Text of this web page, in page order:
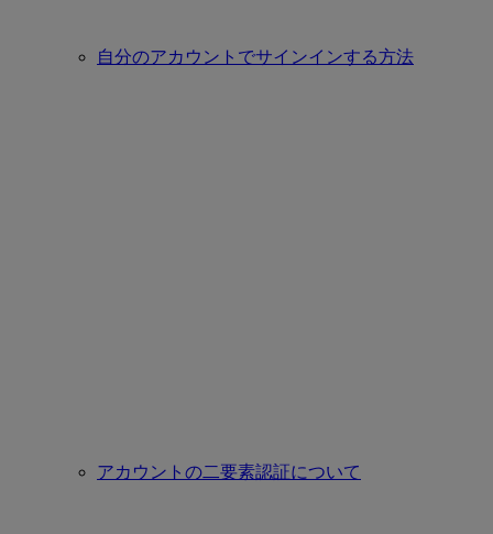
自分のアカウントでサインインする方法
アカウントの二要素認証について